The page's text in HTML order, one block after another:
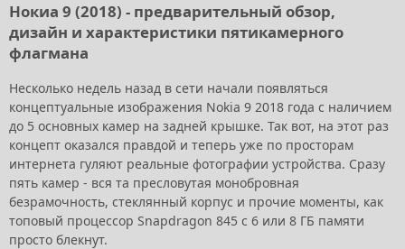
Нокиа 9 (2018) - предварительный обзор,
дизайн и характеристики пятикамерного
флагмана
Несколько недель назад в сети начали появляться
концептуальные изображения Nokia 9 2018 года с наличием
до 5 основных камер на задней крышке. Так вот, на этот раз
концепт оказался правдой и теперь уже по просторам
интернета гуляют реальные фотографии устройства. Сразу
пять камер - вся та пресловутая монобровная
безрамочность, стеклянный корпус и прочие моменты, как
топовый процессор Snapdragon 845 с 6 или 8 ГБ памяти
просто блекнут.